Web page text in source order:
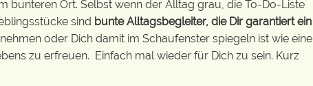
bunteren Ort. Selbst wenn der Alltag grau, die To-Do-Liste
sind bunte Alltagsbegleiter, die Dir garantiert ein
oder Dich damit im Schaufenster spiegeln ist wie eine
zu erfreuen. Einfach mal wieder für Dich zu sein. Kurz